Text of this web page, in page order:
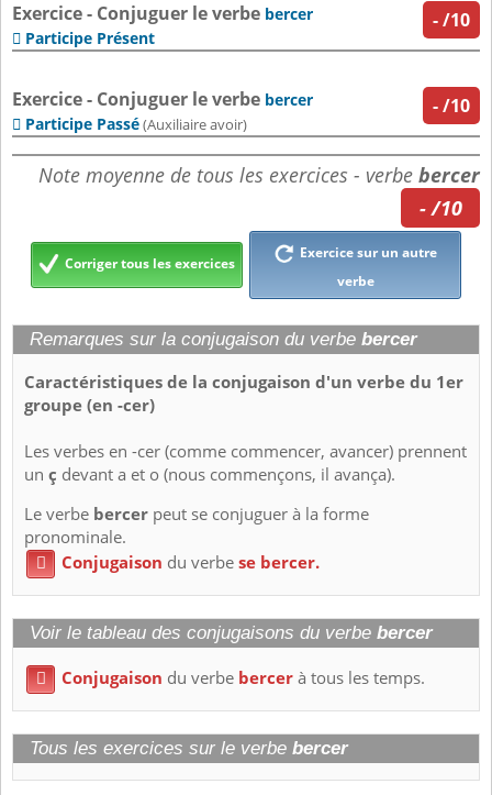
-/10
Exercice - Conjuguer le verbe bercer
 Participe Présent
-/10
Exercice - Conjuguer le verbe bercer
 Participe Passé(Auxiliaire avoir)
Note moyenne de tous les exercices - verbe bercer
- /10
Corriger tous les exercices
Exercice sur un autre
verbe
Remarques sur la conjugaison du verbe bercer
Caractéristiques de la conjugaison d'un verbe du 1er
groupe (en -cer)
Les verbes en -cer (comme commencer, avancer) prennent
un ç devant a et o (nous commençons, il avança).
Le verbe bercer peut se conjuguer à la forme
pronominale.
 Conjugaison du verbese bercer.
Voir le tableau des conjugaisons du verbe bercer
 Conjugaison du verbe bercerà tous les temps.
Tous les exercices sur le verbe bercer